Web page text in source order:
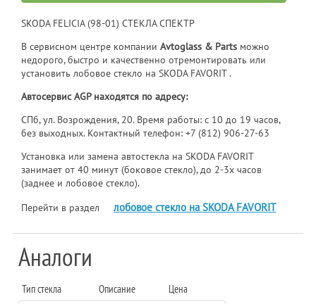
SKODA FELICIA (98-01) СТЕКЛА СПЕКТР
В сервисном центре компанииAvtoglass & Parts можно
недорого, быстро и качественно отремонтировать или
установить лобовое стекло на SKODA FAVORIT .
Автосервис AGP находятся по адресу:
СПб, ул. Возрождения, 20. Время работы: с 10 до 19 часов,
без выходных. Контактный телефон:+7 (812) 906-27-63
Установка или замена автостекла на SKODA FAVORIT
занимает от 40 минут (боковое стекло), до 2-3х часов
(заднее и лобовое стекло).
Перейти в раздел
лобовое стекло на SKODA FAVORIT
Аналоги
Тип стекла Описание Цена